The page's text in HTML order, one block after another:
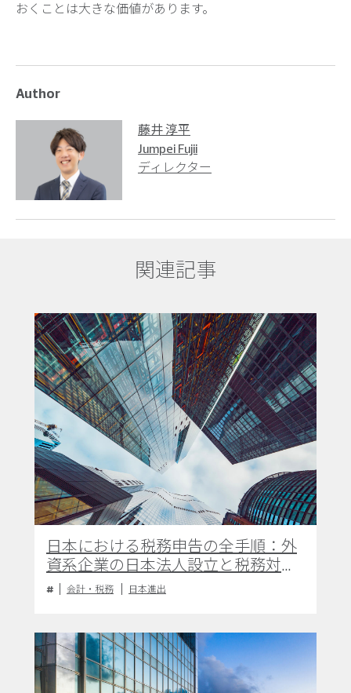
おくことは大きな価値があります。
Author
藤井 淳平
Jumpei Fujii
ディレクター
関連記事
日本における税務申告の全手順：外
資系企業の日本法人設立と税務対応
のポイント
会計・税務 日本進出